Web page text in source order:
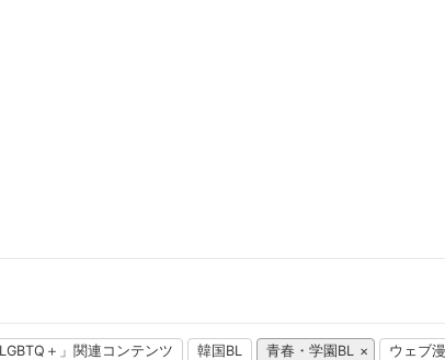
＋」関連コンテンツ 韓国BL 青春・学園BL ウェブ